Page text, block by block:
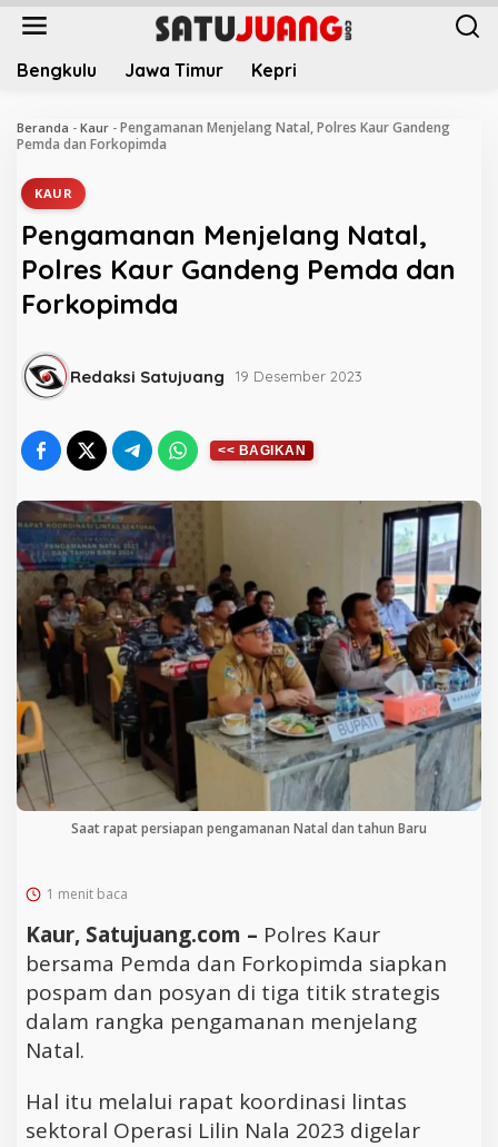
L
Bengkulu Jawa Timur Kepri
Beranda - Kaur - Pengamanan Menjelang Natal, Polres Kaur Gandeng
Pemda dan Forkopimda
KAUR
Pengamanan Menjelang Natal,
Polres Kaur Gandeng Pemda dan
Forkopimda
Redaksi Satujuang 19 Desember 2023
Saat rapat persiapan pengamanan Natal dan tahun Baru
1 menit baca
Kaur, Satujuang.com – Polres Kaur
bersama Pemda dan Forkopimda siapkan
pospam dan posyan di tiga titik strategis
dalam rangka pengamanan menjelang
Natal.
Hal itu melalui rapat koordinasi lintas
sektoral Operasi Lilin Nala 2023 digelar